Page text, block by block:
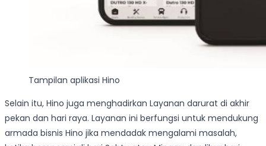
Tampilan aplikasi Hino
Selain itu, Hino juga menghadirkan Layanan darurat di akhir
pekan dan hari raya. Layanan ini berfungsi untuk mendukung
armada bisnis Hino jika mendadak mengalami masalah,